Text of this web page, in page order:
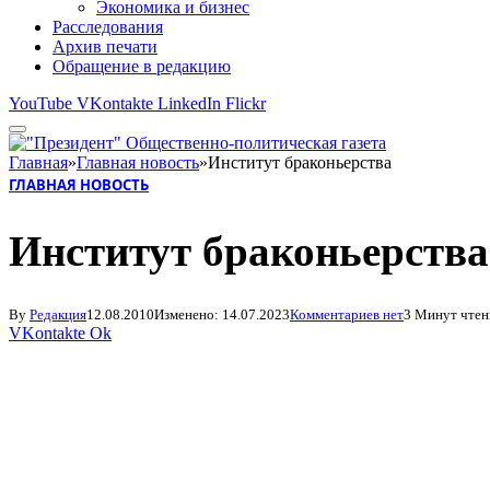
Экономика и бизнес
Расследования
Архив печати
Обращение в редакцию
YouTube VKontakte LinkedIn Flickr
Главная»Главная новость»Институт браконьерства
ГЛАВНАЯ НОВОСТЬ
Институт браконьерства
By Редакция12.08.2010Изменено: 14.07.2023Комментариев нет3 Минут
VKontakte Ok